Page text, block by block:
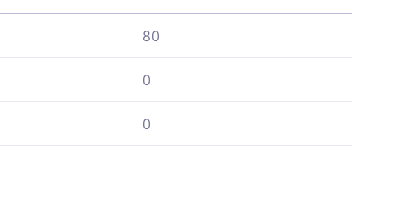
80
0
0